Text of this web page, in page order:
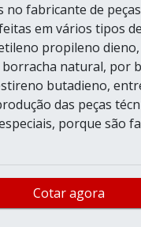
no fabricante de
em vários tipos
propileno
natural, por
butadieno,
das peças
porque são
Cotar agora